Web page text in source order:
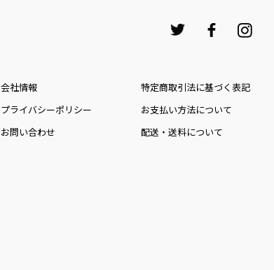
会社情報
プライバシーポリシー
お問い合わせ
特定商取引法に基づく表記
お⽀払い⽅法について
配送・送料について